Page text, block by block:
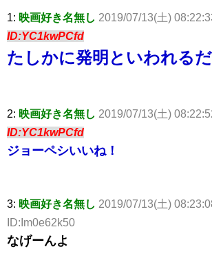
1: 映画好き名無し 2019/07/13(土)
ID:YC1kwPCfd
たしかに発明といわれる
2: 映画好き名無し 2019/07/13(土)
ID:YC1kwPCfd
ジョーペシいいね！
3: 映画好き名無し 2019/07/13(土)
ID:Im0e62k50
なげーんよ